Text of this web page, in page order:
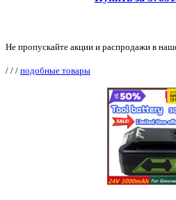
Не пропускайте акции и распродажи в
/ / / подобные товары